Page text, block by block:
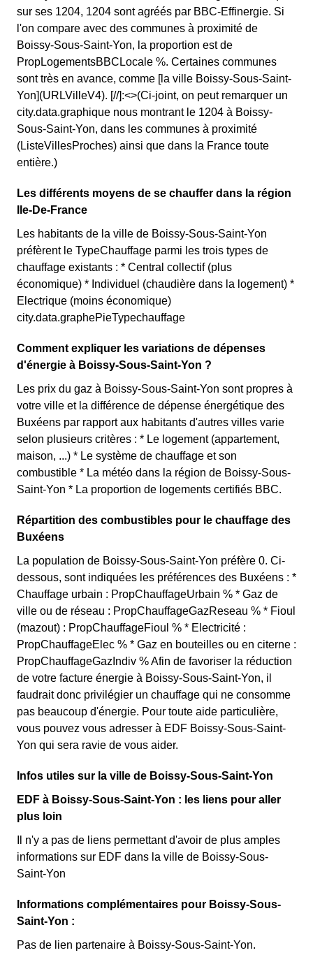
sur ses 1204, 1204 sont agréés par BBC-Effinergie. Si
l'on compare avec des communes à proximité de
Boissy-Sous-Saint-Yon, la proportion est de
PropLogementsBBCLocale %. Certaines communes
sont très en avance, comme [la ville Boissy-Sous-Saint-
Yon](URLVilleV4). [//]:<>(Ci-joint, on peut remarquer un
city.data.graphique nous montrant le 1204 à Boissy-
Sous-Saint-Yon, dans les communes à proximité
(ListeVillesProches) ainsi que dans la France toute
entière.)
Les différents moyens de se chauffer dans la région
Ile-De-France
Les habitants de la ville de Boissy-Sous-Saint-Yon
préfèrent le TypeChauffage parmi les trois types de
chauffage existants : * Central collectif (plus
économique) * Individuel (chaudière dans la logement) *
Electrique (moins économique)
city.data.graphePieTypechauffage
Comment expliquer les variations de dépenses
d'énergie à Boissy-Sous-Saint-Yon ?
Les prix du gaz à Boissy-Sous-Saint-Yon sont propres à
votre ville et la différence de dépense énergétique des
Buxéens par rapport aux habitants d'autres villes varie
selon plusieurs critères : * Le logement (appartement,
maison, ...) * Le système de chauffage et son
combustible * La météo dans la région de Boissy-Sous-
Saint-Yon * La proportion de logements certifiés BBC.
Répartition des combustibles pour le chauffage des
Buxéens
La population de Boissy-Sous-Saint-Yon préfère 0. Ci-
dessous, sont indiquées les préférences des Buxéens : *
Chauffage urbain : PropChauffageUrbain % * Gaz de
ville ou de réseau : PropChauffageGazReseau % * Fioul
(mazout) : PropChauffageFioul % * Electricité :
PropChauffageElec % * Gaz en bouteilles ou en citerne :
PropChauffageGazIndiv % Afin de favoriser la réduction
de votre facture énergie à Boissy-Sous-Saint-Yon, il
faudrait donc privilégier un chauffage qui ne consomme
pas beaucoup d'énergie. Pour toute aide particulière,
vous pouvez vous adresser à EDF Boissy-Sous-Saint-
Yon qui sera ravie de vous aider.
Infos utiles sur la ville de Boissy-Sous-Saint-Yon
EDF à Boissy-Sous-Saint-Yon : les liens pour aller
plus loin
Il n'y a pas de liens permettant d'avoir de plus amples
informations sur EDF dans la ville de Boissy-Sous-
Saint-Yon
Informations complémentaires pour Boissy-Sous-
Saint-Yon :
Pas de lien partenaire à Boissy-Sous-Saint-Yon.